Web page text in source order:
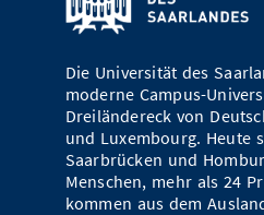
Die Universität des
moderne Campus-
Dreiländereck von
und Luxembourg. Heute
Saarbrücken und
Menschen, mehr als 24
kommen aus dem